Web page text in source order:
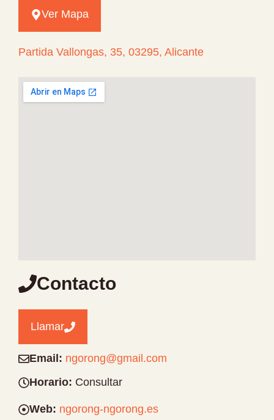
Ver Mapa
Partida Vallongas, 35, 03295, Alicante
Contacto
Llamar
Email: ngorong@gmail.com
Horario: Consultar
Web: ngorong-ngorong.es